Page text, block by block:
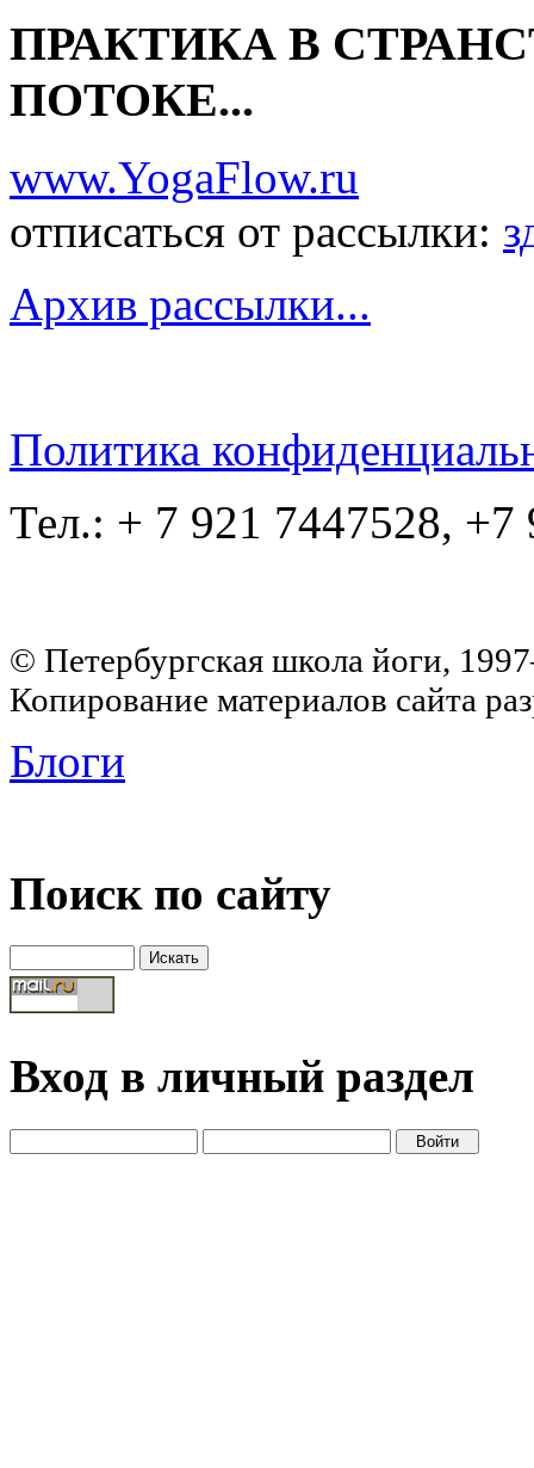
ПРАКТИКА В
ПОТОКЕ...
www.YogaFlow.ru
отписаться от рассылки:
Архив рассылки...
Политика
Тел.: + 7 921 7447528, +7
© Петербургская школа йоги,
Копирование материалов сайта
Блоги
Поиск по сайту
Вход в личный раздел